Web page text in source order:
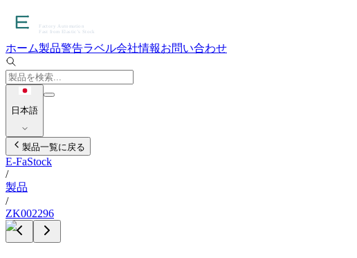
ホーム製品警告ラベル会社情報お問い合わせ
日本語
製品一覧に戻る
E-FaStock
/
製品
/
ZK002296